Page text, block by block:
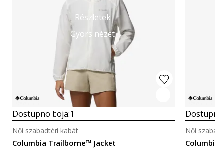
Részletek
Gyors nézet
Dostupno boja:1
Columbia Trailborne™ Jacket
Női szabadtéri kabát
Columbia
Női